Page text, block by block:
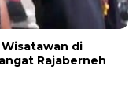
di
Rajaberneh